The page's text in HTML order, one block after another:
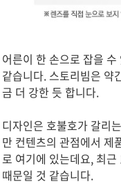
어른이 한 손으로 잡을
같습니다. 스토리빔은 약
금 더 강한 듯 합니다.
디자인은 호불호가 갈리
만 컨텐츠의 관점에서 제
로 여기에 있는데요, 최
때문일 것 같습니다.